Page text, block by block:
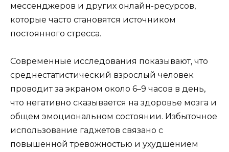
мессенджеров и других онлайн-ресурсов,
которые часто становятся источником
постоянного стресса.
Современные исследования показывают, что
среднестатистический взрослый человек
проводит за экраном около 6–9 часов в день,
что негативно сказывается на здоровье мозга и
общем эмоциональном состоянии. Избыточное
использование гаджетов связано с
повышенной тревожностью и ухудшением